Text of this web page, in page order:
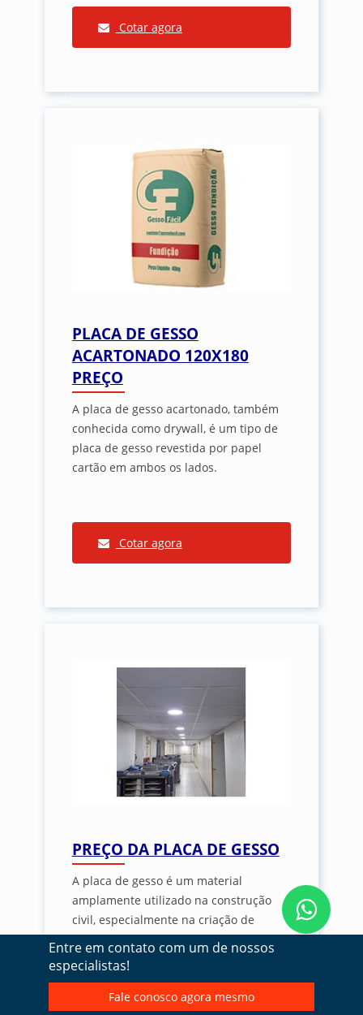
Entre em contato com um de nossos
especialistas!
Fale conosco agora mesmo
Cotar agora
PLACA DE GESSO
ACARTONADO 120X180
PREÇO
A placa de gesso acartonado, também
conhecida como drywall, é um tipo de
placa de gesso revestida por papel
cartão em ambos os lados.
Cotar agora
PREÇO DA PLACA DE GESSO
A placa de gesso é um material
amplamente utilizado na construção
civil, especialmente na criação de
paredes e forros em sistemas de
drywall.